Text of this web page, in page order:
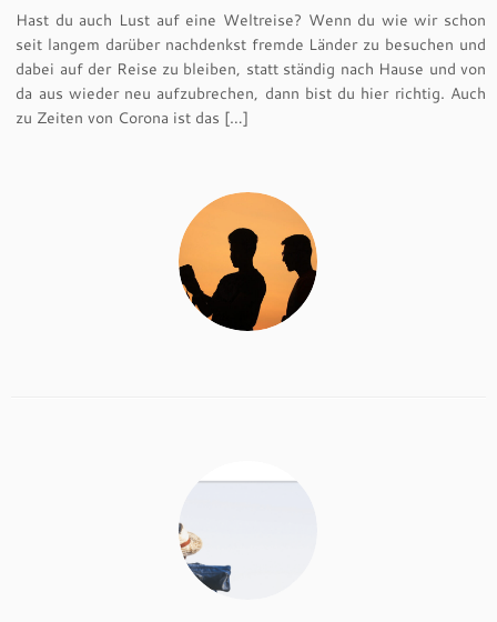
Hast du auch Lust auf eine Weltreise? Wenn du wie wir schon
seit langem darüber nachdenkst fremde Länder zu besuchen und
dabei auf der Reise zu bleiben, statt ständig nach Hause und von
da aus wieder neu aufzubrechen, dann bist du hier richtig. Auch
zu Zeiten von Corona ist das […]